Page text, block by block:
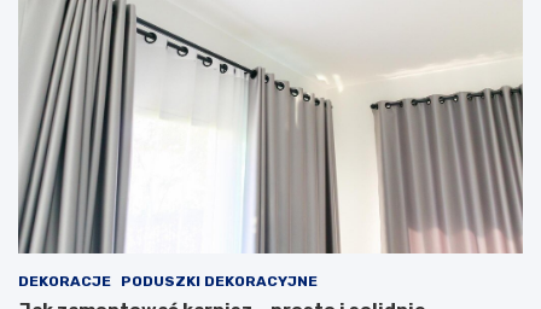
DEKORACJE PODUSZKI DEKORACYJNE